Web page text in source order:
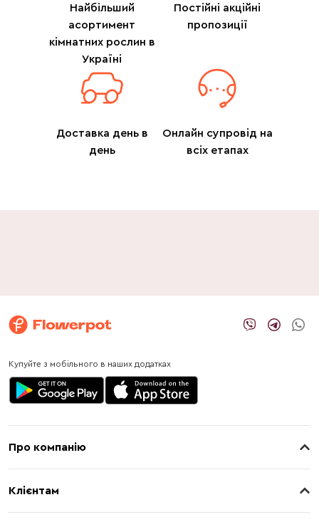
Найбільший
асортимент
кімнатних рослин в
Україні
Постійні акційні
пропозиції
Доставка день в
день
Онлайн супровід на
всіх етапах
Купуйте з мобільного в наших додатках
Про компанію
Клієнтам